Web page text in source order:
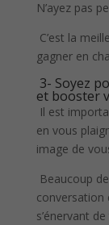
N’ayez pas
C’est la
gagner en
3- Soyez
et booster
Il est
en vous
image de
Beaucoup
conversation
s’énervant